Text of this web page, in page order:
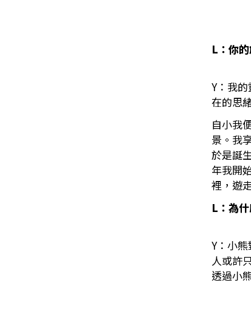
L：你
Y：我
在的思
自小我
景。我
於是誕
年我開
裡，遊
L：為
Y：小
人或許
透過小